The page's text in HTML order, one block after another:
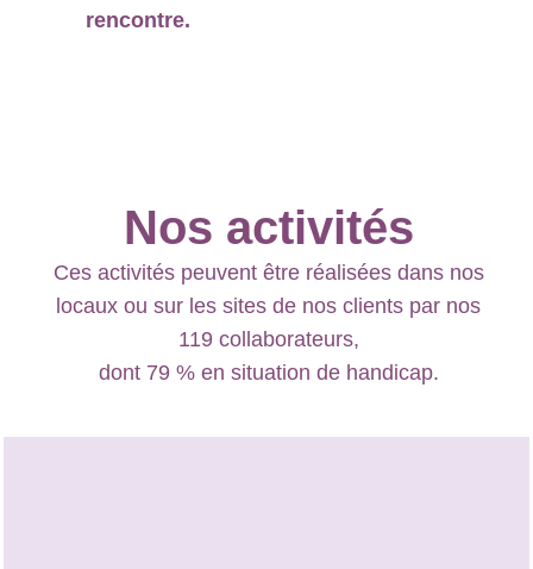
rencontre.
Nos activités
Ces activités peuvent être réalisées dans nos
locaux ou sur les sites de nos clients par nos
119 collaborateurs,
dont 79 % en situation de handicap.